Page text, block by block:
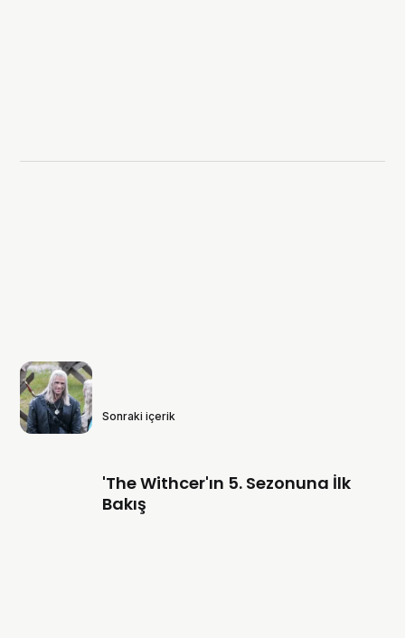
Sonraki içerik
'The Withcer'ın 5. Sezonuna İlk
Bakış